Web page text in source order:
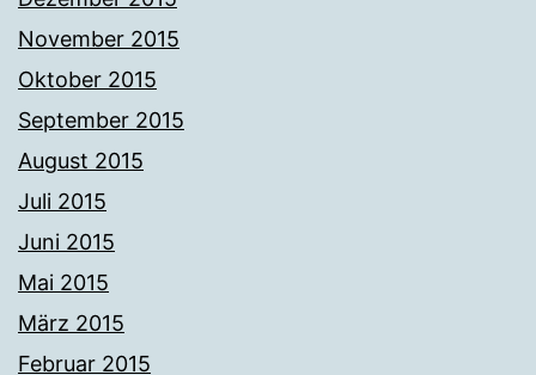
November 2015
Oktober 2015
September 2015
August 2015
Juli 2015
Juni 2015
Mai 2015
März 2015
Februar 2015